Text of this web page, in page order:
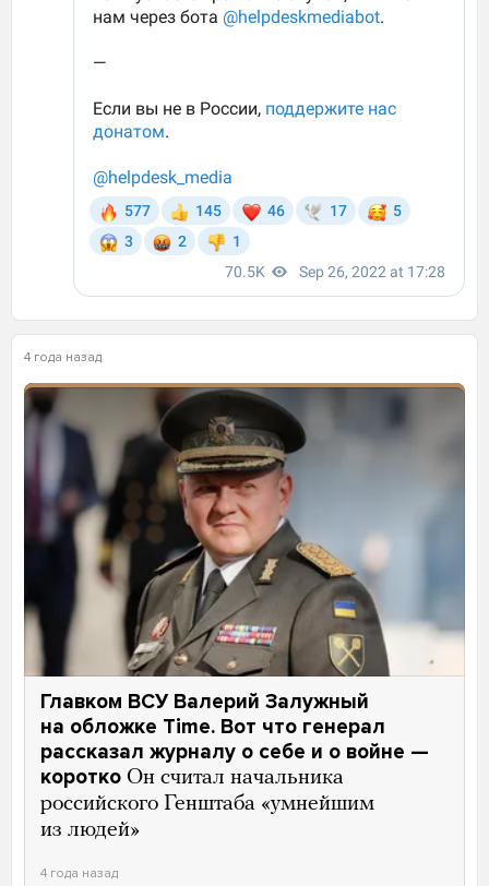
4 года назад
Главком ВСУ Валерий Залужный
на обложке Time. Вот что генерал
рассказал журналу о себе и о войне —
коротко Он считал начальника
российского Генштаба «умнейшим
из людей»
4 года назад